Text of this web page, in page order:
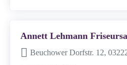
Annett Lehmann
Beuchower Dorfstr. 12,